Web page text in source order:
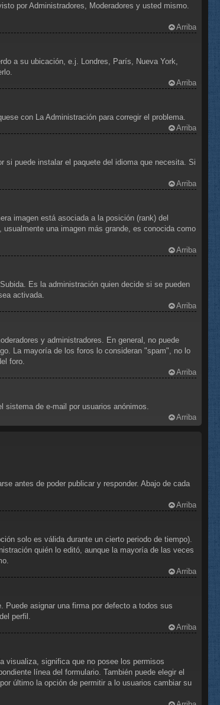
por Administradores, Moderadores y usted mismo.
Arriba
a su ubicación, e.j. Londres, París, Nueva York,
Arriba
con La Administración para corregir el problema.
Arriba
si puede instalar el paquete del idioma que necesita. Si
Arriba
imagen está asociada a la posición (rank) del
una imagen más grande, es conocida como
Arriba
Es la administración quien decide si se pueden
activada.
Arriba
y administradores. En general, no puede
La mayoría de los foros lo consideran "spam", no lo
foro.
Arriba
de e-mail por usuarios anónimos.
Arriba
antes de poder publicar y responder. Abajo de cada
Arriba
solo es válida durante un cierto periodo de tiempo).
quién lo editó, aunque la mayoría de las veces
Arriba
Puede asignar una firma por defecto a todos sus
perfil.
Arriba
visualiza, significa que no posee los permisos
línea del formulario. También puede elegir el
último la opción de permitir a lo usuarios cambiar su